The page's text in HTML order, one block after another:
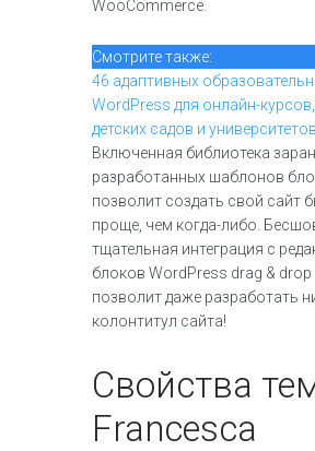
WooCommerce.
Смотрите также:
46 адаптивных
WordPress для онлайн-
детских садов и университетов
Включенная библиотека
разработанных шаблонов
позволит создать свой сайт
проще, чем когда-либо.
тщательная интеграция с
блоков WordPress drag & drop
позволит даже разработать
колонтитул сайта!
Свойства
Francesca